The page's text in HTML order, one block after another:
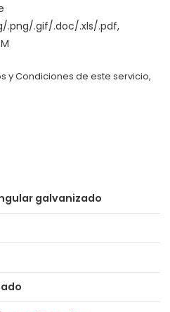
.png/.gif/.doc/.xls/.pdf,
y Condiciones de este servicio,
galvanizado